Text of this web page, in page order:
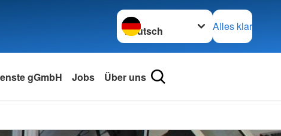
Sprache wechseln zu
Alles klar
gGmbH Jobs Über uns